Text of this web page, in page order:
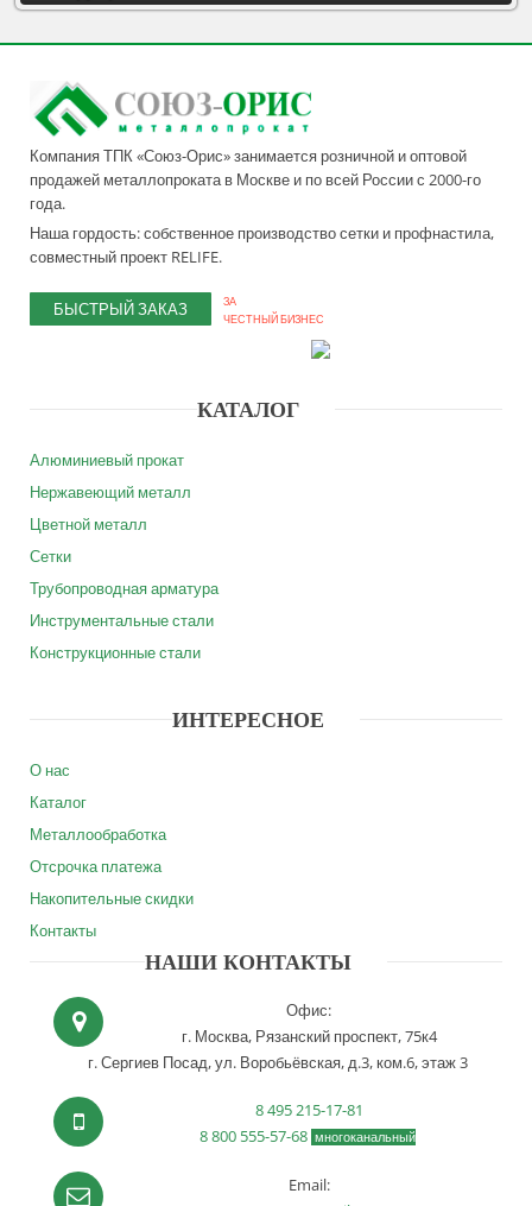
Компания ТПК «Союз-Орис» занимается розничной и оптовой
продажей металлопроката в Москве и по всей России с 2000-го
года.
Наша гордость: собственное производство сетки и профнастила,
совместный проект RELIFE.
БЫСТРЫЙ ЗАКАЗ
ЗА
ЧЕСТНЫЙ БИЗНЕС
КАТАЛОГ
Алюминиевый прокат
Нержавеющий металл
Цветной металл
Сетки
Трубопроводная арматура
Инструментальные стали
Конструкционные стали
ИНТЕРЕСНОЕ
О нас
Каталог
Металлообработка
Отсрочка платежа
Накопительные скидки
Контакты
НАШИ КОНТАКТЫ
Офис:
г. Москва, Рязанский проспект, 75к4
г. Сергиев Посад,ул. Воробьёвская, д.3, ком.6, этаж 3
8 495 215-17-81
8 800 555-57-68 многоканальный
Email: